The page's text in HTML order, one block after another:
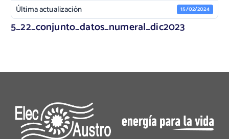
Última actualización 15/02/2024
5_22_conjunto_datos_numeral_dic2023